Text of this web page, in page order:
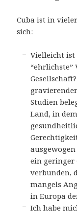
Cuba ist in
sich:
Vielleicht ist
“ehrlichste”
Studien
Land, in
ausgewogen
ein geringer
verbunden,
mangels
in Europa
Ich habe